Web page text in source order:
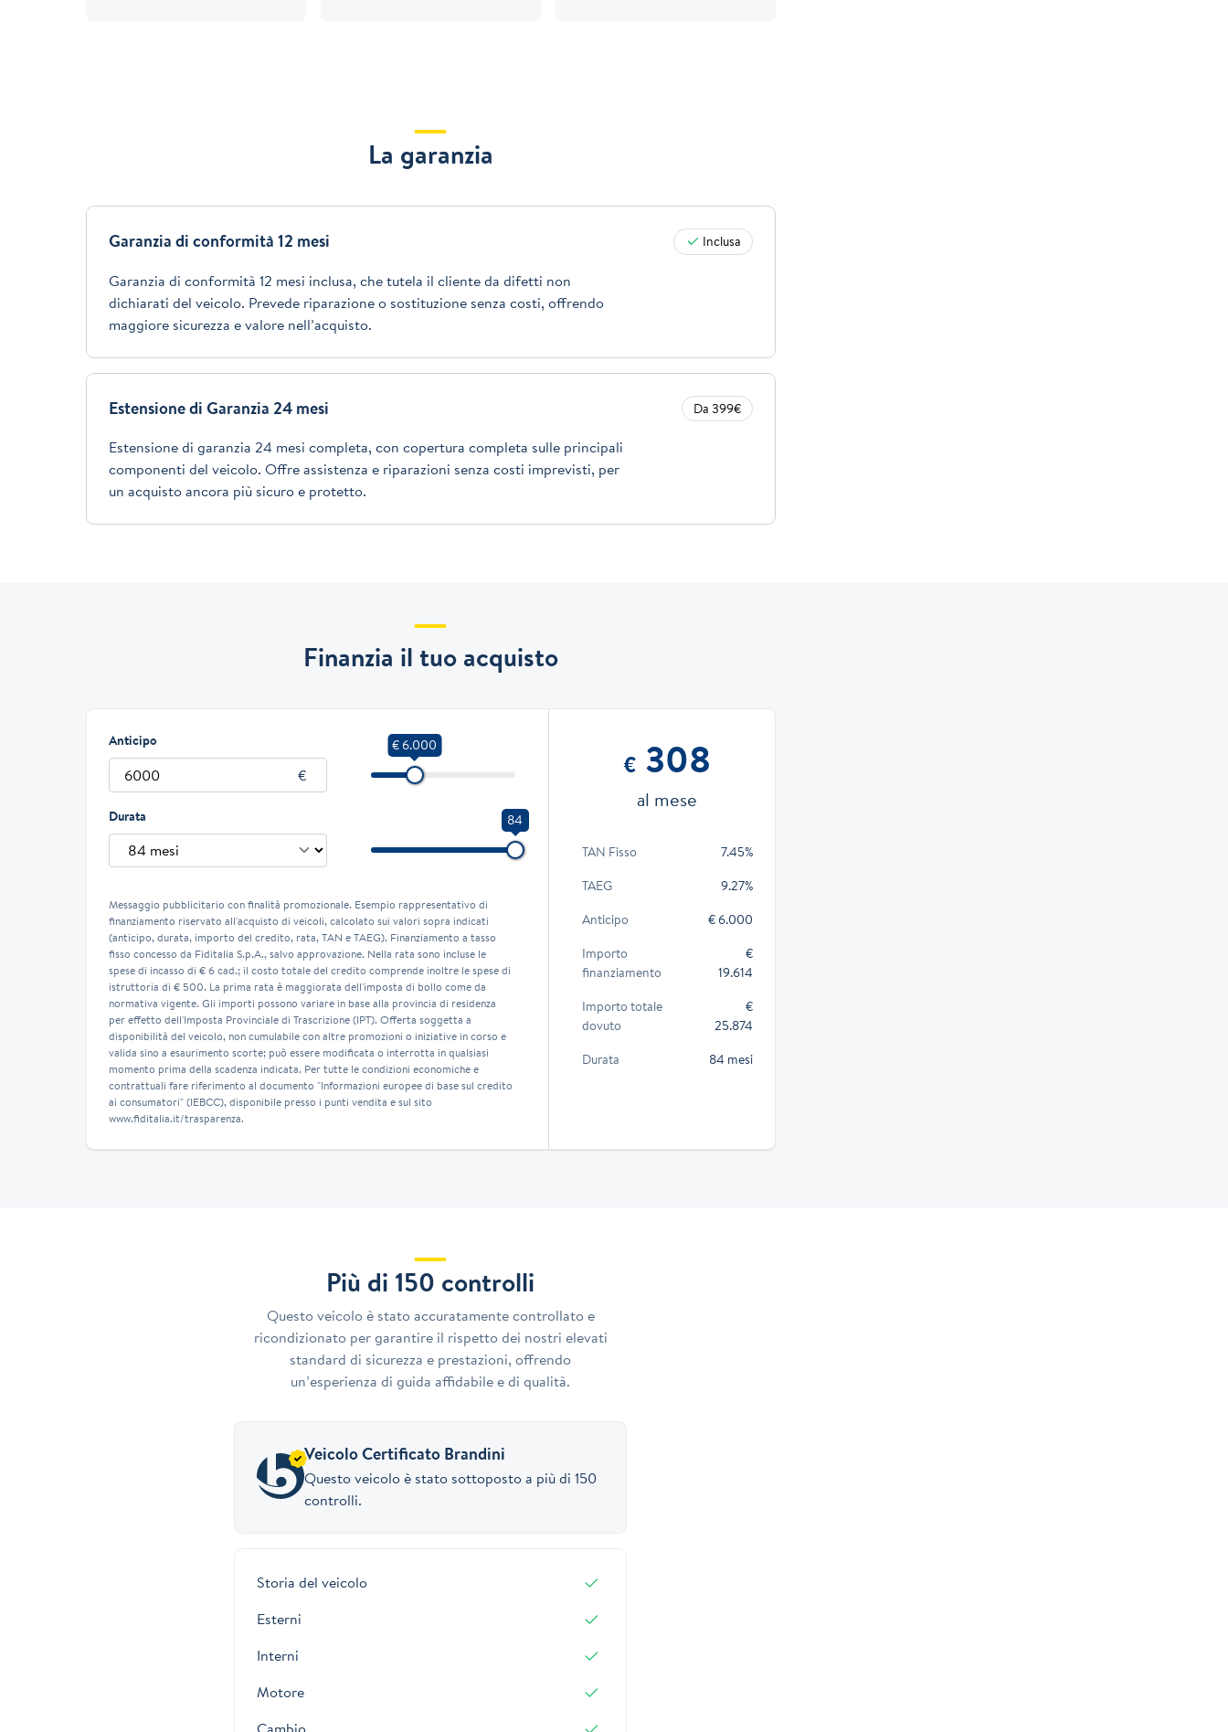
La garanzia
Garanzia di conformità 12 mesi Inclusa
Garanzia di conformità 12 mesi inclusa, che tutela il cliente da difetti non
dichiarati del veicolo. Prevede riparazione o sostituzione senza costi, offrendo
maggiore sicurezza e valore nell’acquisto.
Estensione di Garanzia 24 mesi Da 399€
Estensione di garanzia 24 mesi completa, con copertura completa sulle principali
componenti del veicolo. Offre assistenza e riparazioni senza costi imprevisti, per
un acquisto ancora più sicuro e protetto.
Finanzia il tuo acquisto
Anticipo € 6.000
Durata 84
Messaggio pubblicitario con finalità promozionale. Esempio rappresentativo di
finanziamento riservato all'acquisto di veicoli, calcolato sui valori sopra indicati
(anticipo, durata, importo del credito, rata, TAN e TAEG). Finanziamento a tasso
fisso concesso da Fiditalia S.p.A., salvo approvazione. Nella rata sono incluse le
spese di incasso di € 6 cad.; il costo totale del credito comprende inoltre le spese di
istruttoria di € 500. La prima rata è maggiorata dell'imposta di bollo come da
normativa vigente. Gli importi possono variare in base alla provincia di residenza
per effetto dell'Imposta Provinciale di Trascrizione (IPT). Offerta soggetta a
disponibilità del veicolo, non cumulabile con altre promozioni o iniziative in corso e
valida sino a esaurimento scorte; può essere modificata o interrotta in qualsiasi
momento prima della scadenza indicata. Per tutte le condizioni economiche e
contrattuali fare riferimento al documento "Informazioni europee di base sul credito
ai consumatori" (IEBCC), disponibile presso i punti vendita e sul sito
www.fiditalia.it/trasparenza.
€ 308
al mese
TAN Fisso
7.45%
TAEG
9.27%
Anticipo
€ 6.000
Importo
finanziamento
€
19.614
Importo totale
dovuto
€
25.874
Durata
84 mesi
Più di 150 controlli
Questo veicolo è stato accuratamente controllato e
ricondizionato per garantire il rispetto dei nostri elevati
standard di sicurezza e prestazioni, offrendo
un’esperienza di guida affidabile e di qualità.
Veicolo Certificato Brandini
Questo veicolo è stato sottoposto a più di 150
controlli.
Storia del veicolo
Esterni
Interni
Motore